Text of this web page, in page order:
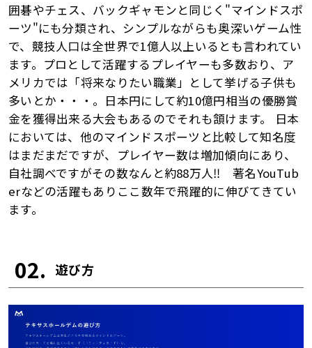
囲碁やチェス、バックギャモンと同じく"マインドスポ
ーツ"にも分類され、シンプルながらも奥深いゲーム性
で、競技人口は全世界で1億人以上いるとも言われてい
ます。プロとして活躍するプレイヤーも多数おり、ア
メリカでは「将来なりたい職業」として挙げる子供も
多いとか・・・。日本円にして約10億円相当の優勝賞
金を獲得出来る大会もあるのでそれも頷けます。 日本
においては、他のマインドスポーツと比較して知名度
はまだまだですが、プレイヤー数は増加傾向にあり、
自社調べですがその数なんと約88万人‼ 著名YouTub
erなどの活躍もありここ数年で飛躍的に伸びてきてい
ます。
02. 遊び方